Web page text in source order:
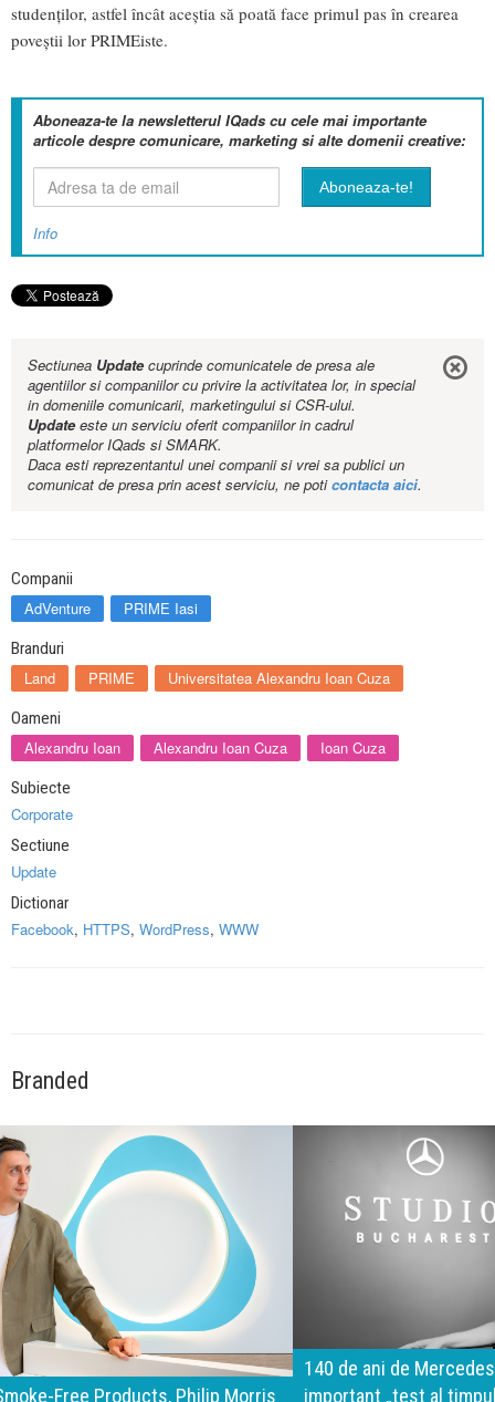
studenților, astfel încât aceștia să poată face primul pas în crearea
poveștii lor PRIMEiste.
Aboneaza-te la newsletterul IQads cu cele mai importante
articole despre comunicare, marketing si alte domenii creative:
Info
Sectiunea Updatecuprinde comunicatele de presa ale
agentiilor si companiilor cu privire la activitatea lor, in special
in domeniile comunicarii, marketingului si CSR-ului.
Updateeste un serviciu oferit companiilor in cadrul
platformelor IQads si SMARK.
Daca esti reprezentantul unei companii si vrei sa publici un
comunicat de presa prin acest serviciu, ne poticontacta aici.
Companii
AdVenture PRIME Iasi
Branduri
Land PRIME Universitatea Alexandru Ioan Cuza
Oameni
Alexandru Ioan Alexandru Ioan Cuza Ioan Cuza
Subiecte
Corporate
Sectiune
Update
Dictionar
Facebook, HTTPS, WordPress, WWW
Branded
140 de ani de Mercedes-Benz. Ramona Pîrlog: Cel mai
important „test al timpului” este să inovăm constant, dar